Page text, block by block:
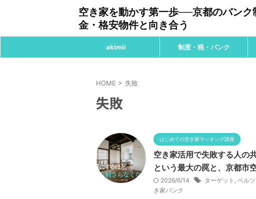
空き家を動かす第一歩──京都のバンク
金・格安物件と向き合う
akimii 制度・税・バンク
HOME > 失敗
失敗
はじめての空き家マッチング講座
空き家活用で失敗する人の
という最大の罠と、京都市
2026/6/14 ターゲット , ペル
き家バンク